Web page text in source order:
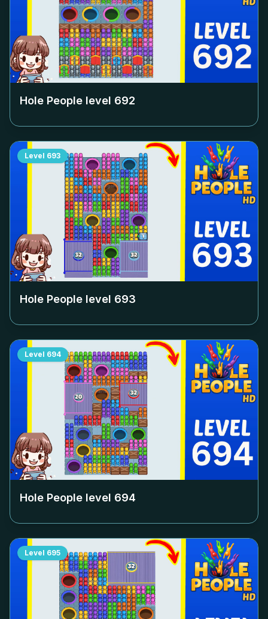
Hole People level 692
Level 693
Hole People level 693
Level 694
Hole People level 694
Level 695